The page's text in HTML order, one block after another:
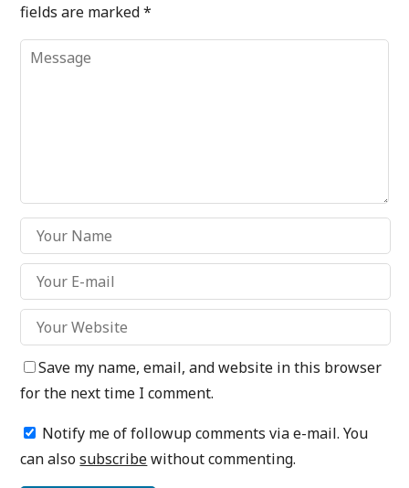
fields are marked*
Save my name, email, and website in this browser
for the next time I comment.
Notify me of followup comments via e-mail. You
can alsosubscribewithout commenting.